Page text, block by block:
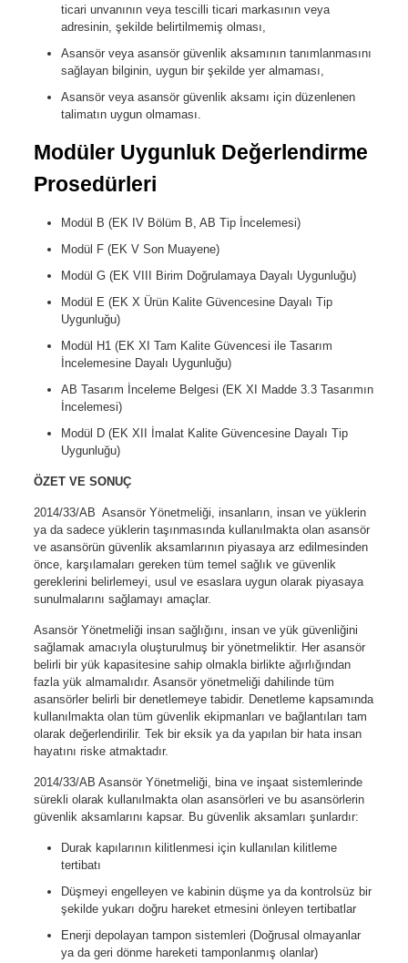
ticari unvanının veya tescilli ticari markasının veya
adresinin, şekilde belirtilmemiş olması,
Asansör veya asansör güvenlik aksamının tanımlanmasını
sağlayan bilginin, uygun bir şekilde yer almaması,
Asansör veya asansör güvenlik aksamı için düzenlenen
talimatın uygun olmaması.
Modüler Uygunluk Değerlendirme
Prosedürleri
Modül B (EK IV Bölüm B, AB Tip İncelemesi)
Modül F (EK V Son Muayene)
Modül G (EK VIII Birim Doğrulamaya Dayalı Uygunluğu)
Modül E (EK X Ürün Kalite Güvencesine Dayalı Tip
Uygunluğu)
Modül H1 (EK XI Tam Kalite Güvencesi ile Tasarım
İncelemesine Dayalı Uygunluğu)
AB Tasarım İnceleme Belgesi (EK XI Madde 3.3 Tasarımın
İncelemesi)
Modül D (EK XII İmalat Kalite Güvencesine Dayalı Tip
Uygunluğu)
ÖZET VE SONUÇ
2014/33/AB Asansör Yönetmeliği, insanların, insan ve yüklerin
ya da sadece yüklerin taşınmasında kullanılmakta olan asansör
ve asansörün güvenlik aksamlarının piyasaya arz edilmesinden
önce, karşılamaları gereken tüm temel sağlık ve güvenlik
gereklerini belirlemeyi, usul ve esaslara uygun olarak piyasaya
sunulmalarını sağlamayı amaçlar.
Asansör Yönetmeliği insan sağlığını, insan ve yük güvenliğini
sağlamak amacıyla oluşturulmuş bir yönetmeliktir. Her asansör
belirli bir yük kapasitesine sahip olmakla birlikte ağırlığından
fazla yük almamalıdır. Asansör yönetmeliği dahilinde tüm
asansörler belirli bir denetlemeye tabidir. Denetleme kapsamında
kullanılmakta olan tüm güvenlik ekipmanları ve bağlantıları tam
olarak değerlendirilir. Tek bir eksik ya da yapılan bir hata insan
hayatını riske atmaktadır.
2014/33/AB Asansör Yönetmeliği, bina ve inşaat sistemlerinde
sürekli olarak kullanılmakta olan asansörleri ve bu asansörlerin
güvenlik aksamlarını kapsar. Bu güvenlik aksamları şunlardır:
Durak kapılarının kilitlenmesi için kullanılan kilitleme
tertibatı
Düşmeyi engelleyen ve kabinin düşme ya da kontrolsüz bir
şekilde yukarı doğru hareket etmesini önleyen tertibatlar
Enerji depolayan tampon sistemleri (Doğrusal olmayanlar
ya da geri dönme hareketi tamponlanmış olanlar)